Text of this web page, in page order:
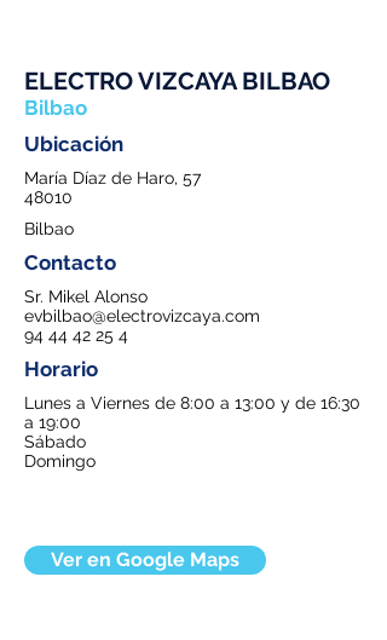
ELECTRO VIZCAYA BILBAO
Bilbao
Ubicación
María Díaz de Haro, 57
48010
Bilbao
Contacto
Sr. Mikel Alonso
evbilbao@electrovizcaya.com
94 44 42 25 4
Horario
Lunes a Viernes de 8:00 a 13:00 y de 16:30
a 19:00
Sábado
Domingo
Ver en Google Maps